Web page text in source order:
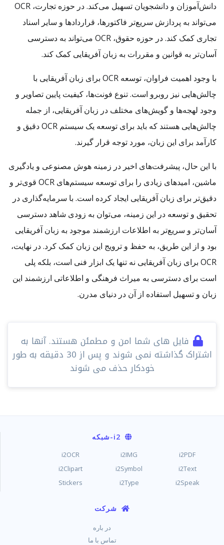
دانش‌آموزان و دانشجویان تسهیل می‌کند. در حوزه تجارت، OCR
می‌تواند به پردازش سریع‌تر فاکتورها، قراردادها و سایر اسناد
تجاری کمک کند. در حوزه حقوق، OCR می‌تواند به دسترسی
آسان‌تر به قوانین و مقررات به زبان آفریقایی کمک کند.
با وجود اهمیت فراوان، توسعه OCR برای زبان آفریقایی با
چالش‌هایی نیز روبرو است. تنوع فونت‌ها، کیفیت پایین تصاویر و
وجود لهجه‌ها و گویش‌های مختلف در زبان آفریقایی، از جمله
چالش‌هایی هستند که باید برای توسعه یک سیستم OCR دقیق و
کارآمد برای این زبان، مورد توجه قرار گیرند.
با این حال، پیشرفت‌های اخیر در زمینه هوش مصنوعی و یادگیری
ماشین، امیدهای زیادی را برای توسعه سیستم‌های OCR قوی‌تر و
دقیق‌تر برای زبان آفریقایی ایجاد کرده است. با سرمایه‌گذاری در
تحقیق و توسعه در این زمینه، می‌توان به زودی شاهد دسترسی
آسان‌تر و سریع‌تر به اطلاعات ارزشمند موجود به زبان آفریقایی
بود و از این طریق، به حفظ و ترویج این زبان کمک کرد. در نهایت،
OCR برای زبان آفریقایی نه تنها یک ابزار فنی است، بلکه پلی
است برای دسترسی به میراث فرهنگی و اطلاعاتی ارزشمند این
زبان و تسهیل استفاده از آن در دنیای مدرن.
فایل های شما امن و مطمئن هستند. آنها به
اشتراک گذاشته نمی شوند و پس از 30 دقیقه به طور
خودکار حذف می شوند
i2-شبکه
i2PDF
i2IMG
i2OCR
i2Text
i2Symbol
i2Clipart
i2Speak
i2Type
Stickers
شرکت
در باره
تماس با ما